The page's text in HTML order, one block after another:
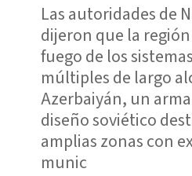
Las autoridades de
dijeron que la
fuego de los
múltiples de largo
Azerbaiyán, un
diseño soviético
amplias zonas con
munic